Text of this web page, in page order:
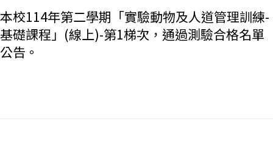
本校114年第二學期「實驗動物及人道管理訓練-
基礎課程」(線上)-第1梯次，通過測驗合格名單
公告。